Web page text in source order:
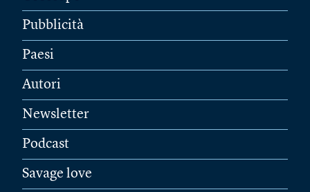
Pubblicità
Paesi
Autori
Newsletter
Podcast
Savage love